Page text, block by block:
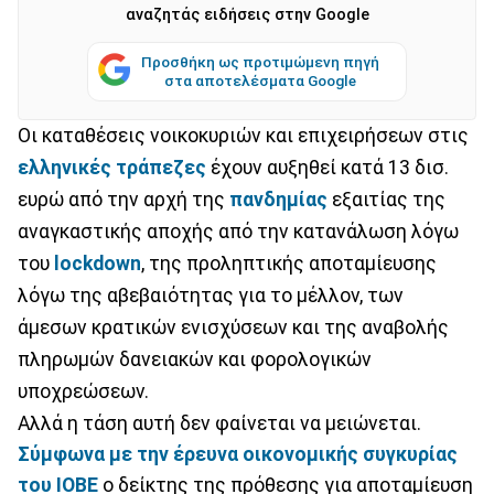
αναζητάς ειδήσεις στην Google
Προσθήκη ως προτιμώμενη πηγή
στα αποτελέσματα Google
Οι καταθέσεις νοικοκυριών και επιχειρήσεων στις
ελληνικές τράπεζες έχουν αυξηθεί κατά 13 δισ.
ευρώ από την αρχή της πανδημίας εξαιτίας της
αναγκαστικής αποχής από την κατανάλωση λόγω
του lockdown, της προληπτικής αποταμίευσης
λόγω της αβεβαιότητας για το μέλλον, των
άμεσων κρατικών ενισχύσεων και της αναβολής
πληρωμών δανειακών και φορολογικών
υποχρεώσεων.
Αλλά η τάση αυτή δεν φαίνεται να μειώνεται.
Σύμφωνα με την έρευνα οικονομικής συγκυρίας
του ΙΟΒΕ ο δείκτης της πρόθεσης για αποταμίευση